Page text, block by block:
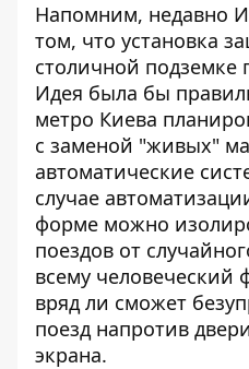
Напомним, недавно
том, что установка
столичной подземке
Идея была бы
метро Киева
с заменой "живых"
автоматические
случае
форме можно
поездов от
всему человеческий
вряд ли сможет
поезд напротив
экрана.